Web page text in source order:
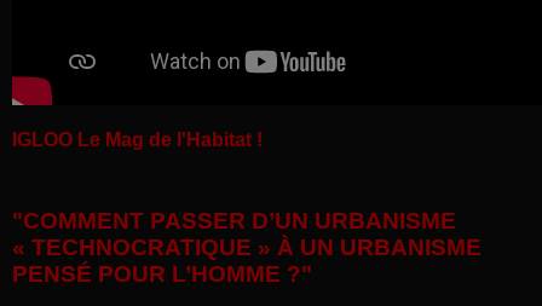
IGLOO Le Mag de l'Habitat !
"COMMENT PASSER D’UN URBANISME
« TECHNOCRATIQUE » À UN URBANISME
PENSÉ POUR L’HOMME ?"